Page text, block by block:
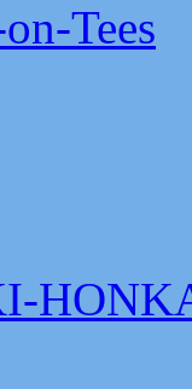
Tees